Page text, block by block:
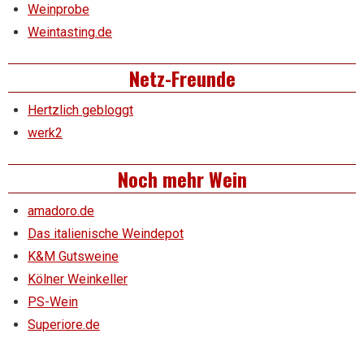
Weinprobe
Weintasting.de
Netz-Freunde
Hertzlich gebloggt
werk2
Noch mehr Wein
amadoro.de
Das italienische Weindepot
K&M Gutsweine
Kölner Weinkeller
PS-Wein
Superiore.de